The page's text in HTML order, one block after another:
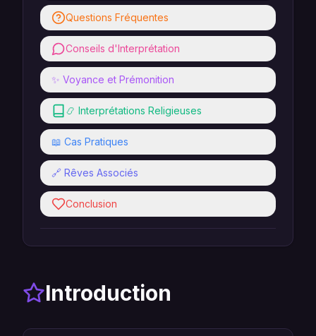
Questions Fréquentes
Conseils d'Interprétation
✨ Voyance et Prémonition
📿 Interprétations Religieuses
📖 Cas Pratiques
🔗 Rêves Associés
Conclusion
Introduction